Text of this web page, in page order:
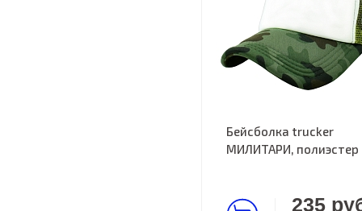
Бейсболка trucker
МИЛИТАРИ, полиэстер
235